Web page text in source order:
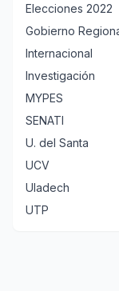
Elecciones 2022
Gobierno
Internacional
Investigación
MYPES
SENATI
U. del Santa
UCV
Uladech
UTP